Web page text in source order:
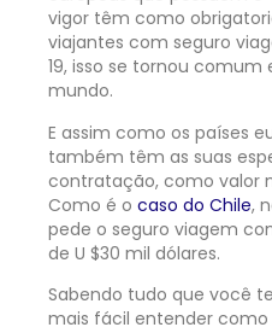
vigor têm como
viajantes com seguro
19, isso se tornou
mundo.
E assim como os países
também têm as suas
contratação, como valor
Como é o caso do Chile,
pede o seguro viagem
de U $30 mil dólares.
Sabendo tudo que você
mais fácil entender